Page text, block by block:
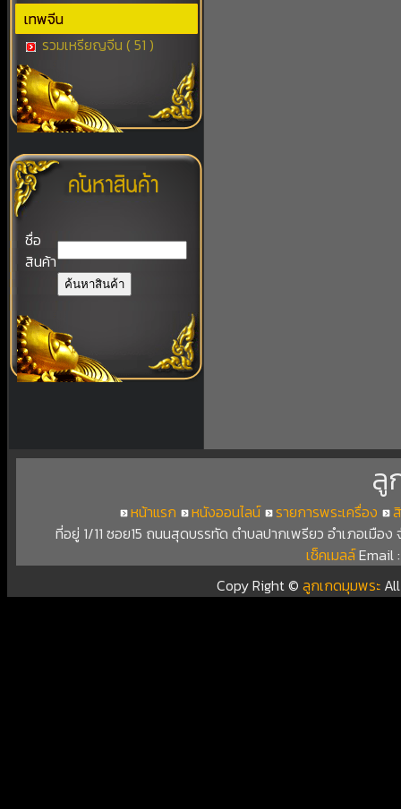
เทพจีน
รวมเหรียญจีน ( 51 )
ชื่อ
สินค้า
ลู
หน้าแรก หนังออนไลน์ รายการพระเครื่อง
ที่อยู่ 1/11 ซอย15 ถนนสุดบรรทัด ตำบลปากเพรียว อำเภอเมือ
เช็คเมลล์Email
Copy Right ©ลูกเกดมุมพระ